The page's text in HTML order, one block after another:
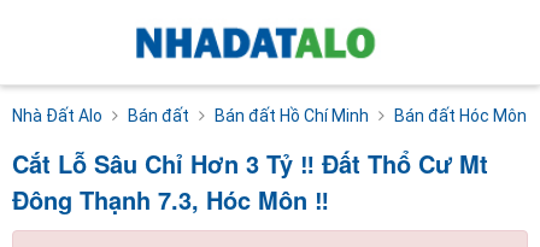
Nhà Đất Alo Bán đất Bán đất Hồ Chí Minh Bán đất Hóc Môn
Cắt Lỗ Sâu Chỉ Hơn 3 Tỷ ‼ Đất Thổ Cư Mt
Đông Thạnh 7.3, Hóc Môn ‼